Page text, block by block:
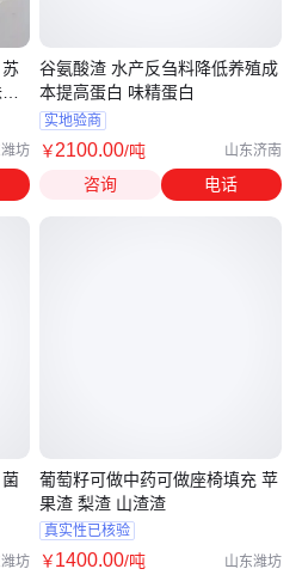
坊
坊
谷氨酸渣 水产反刍料降低养殖成
本提高蛋白 味精蛋白
实地验商
￥2100.00/吨 山东济南
咨询 电话
葡萄籽可做中药可做座椅填充 苹
果渣 梨渣 山渣渣
真实性已核验
￥1400.00/吨 山东潍坊